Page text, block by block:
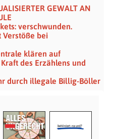
GEWALT AN
verschwunden.
Verstöße bei
klären auf
des Erzählens und
durch illegale Billig-Böller